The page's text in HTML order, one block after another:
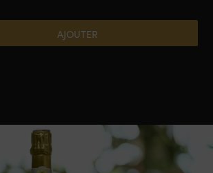
AJOUTER